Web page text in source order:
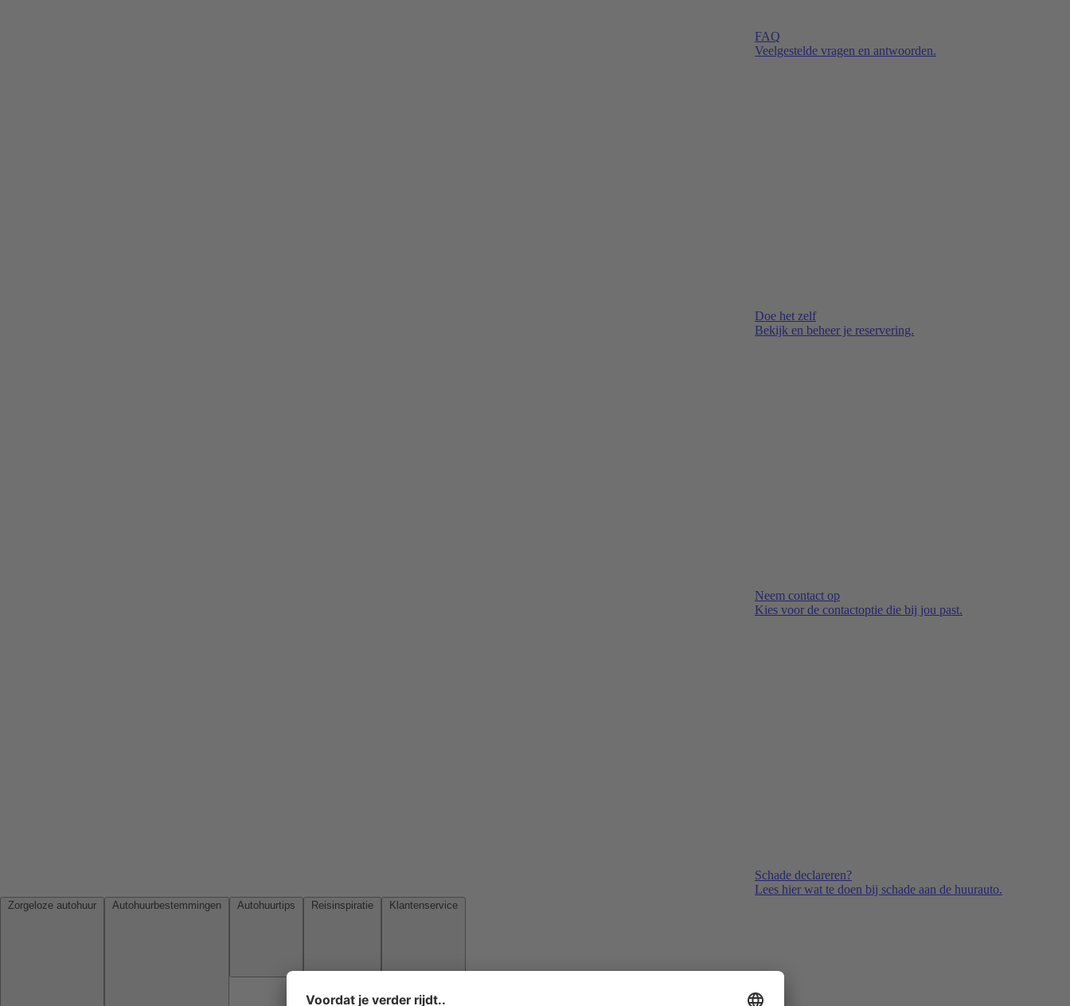
FAQ
Veelgestelde vragen en antwoorden.
Doe het zelf
Bekijk en beheer je reservering.
Neem contact op
Kies voor de contactoptie die bij jou past.
Schade declareren?
Lees hier wat te doen bij schade aan de huurauto.